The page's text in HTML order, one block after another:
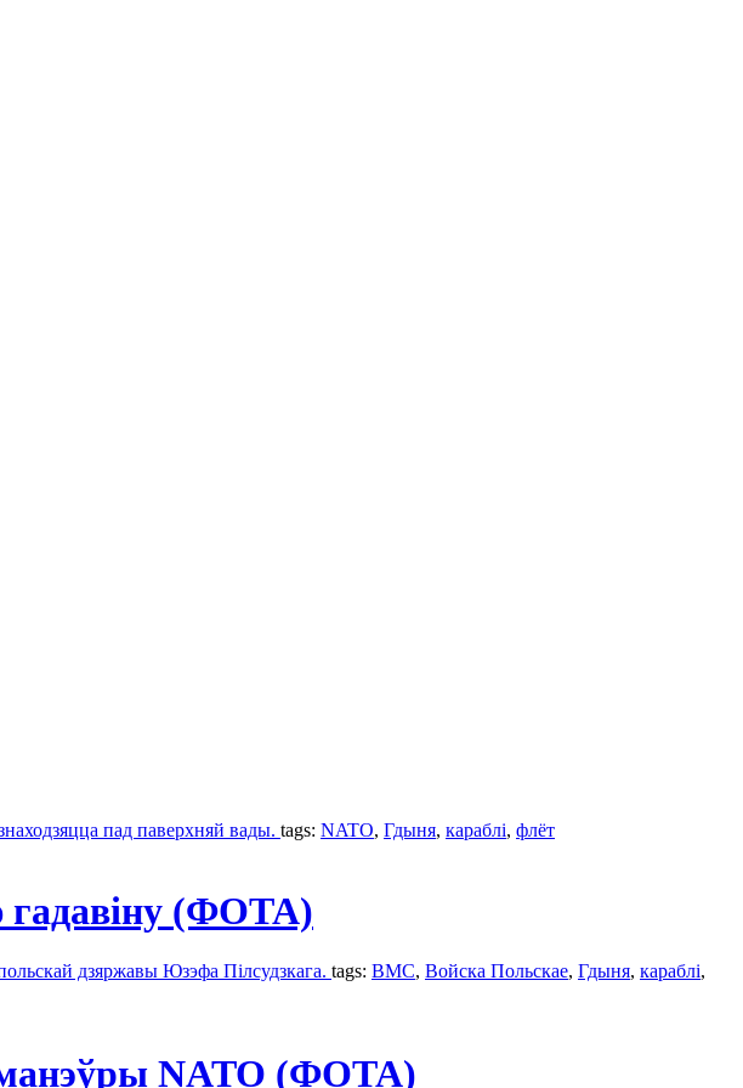
пад паверхняй вады. tags: NATO, Гдыня, караблі, флёт
гадавіну (ФОТА)
дзяржавы Юзэфа Пілсудзкага. tags: ВМС, Войска Польскае, Гдыня, караблі,
манэўры NATO (ФОТА)